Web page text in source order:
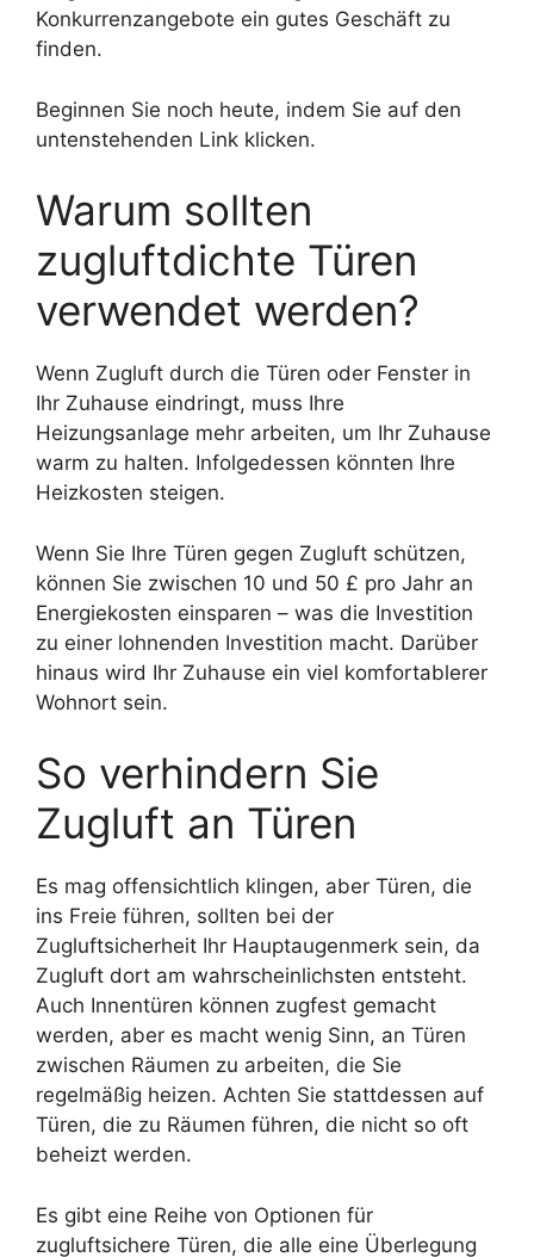
Konkurrenzangebote ein gutes Geschäft zu
finden.
Beginnen Sie noch heute, indem Sie auf den
untenstehenden Link klicken.
Warum sollten
zugluftdichte Türen
verwendet werden?
Wenn Zugluft durch die Türen oder Fenster in
Ihr Zuhause eindringt, muss Ihre
Heizungsanlage mehr arbeiten, um Ihr Zuhause
warm zu halten. Infolgedessen könnten Ihre
Heizkosten steigen.
Wenn Sie Ihre Türen gegen Zugluft schützen,
können Sie zwischen 10 und 50 £ pro Jahr an
Energiekosten einsparen – was die Investition
zu einer lohnenden Investition macht. Darüber
hinaus wird Ihr Zuhause ein viel komfortablerer
Wohnort sein.
So verhindern Sie
Zugluft an Türen
Es mag offensichtlich klingen, aber Türen, die
ins Freie führen, sollten bei der
Zugluftsicherheit Ihr Hauptaugenmerk sein, da
Zugluft dort am wahrscheinlichsten entsteht.
Auch Innentüren können zugfest gemacht
werden, aber es macht wenig Sinn, an Türen
zwischen Räumen zu arbeiten, die Sie
regelmäßig heizen. Achten Sie stattdessen auf
Türen, die zu Räumen führen, die nicht so oft
beheizt werden.
Es gibt eine Reihe von Optionen für
zugluftsichere Türen, die alle eine Überlegung